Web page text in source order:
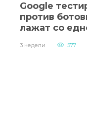
Google
против
лажат со
3 недели 577